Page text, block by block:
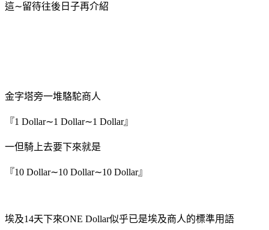
這∼留待往後日子再介紹
金字塔旁一堆駱駝商人
『1 Dollar∼1 Dollar∼1 Dollar』
一但騎上去要下來就是
『10 Dollar∼10 Dollar∼10 Dollar』
埃及14天下來ONE Dollar似乎已是埃及商人的標準用語